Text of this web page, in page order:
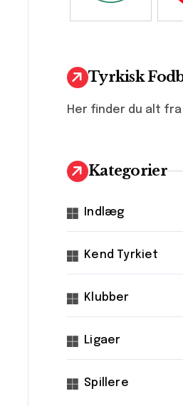
Tyrkisk
Her finder du alt fra
Kategorier
Indlæg
Kend Tyrkiet
Klubber
Ligaer
Spillere